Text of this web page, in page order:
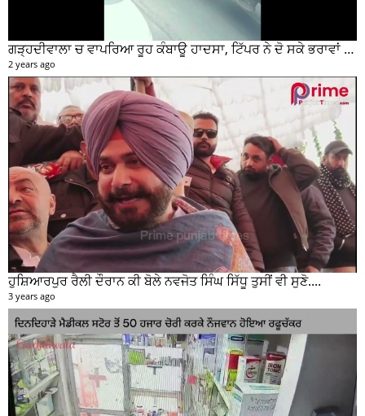
ਗੜ੍ਹਦੀਵਾਲਾ ਚ ਵਾਪਰਿਆ ਰੂਹ ਕੰਬਾਊ ਹਾਦਸਾ, ਟਿੱਪਰ ਨੇ ਦੋ ਸਕੇ ਭਰਾਵਾਂ ਨੂੰ ਕੁਚਲਿਆ, ਸੀਸੀਟੀਵੀ ਫੁਟੇਜ ਵੀ ਆਈ ਸਾਹਮਣੇ
2 years ago
ਹੁਸ਼ਿਆਰਪੁਰ ਰੈਲੀ ਦੌਰਾਨ ਕੀ ਬੋਲੇ ਨਵਜੋਤ ਸਿੰਘ ਸਿੱਧੂ ਤੁਸੀਂ ਵੀ ਸੁਣੋ....
3 years ago